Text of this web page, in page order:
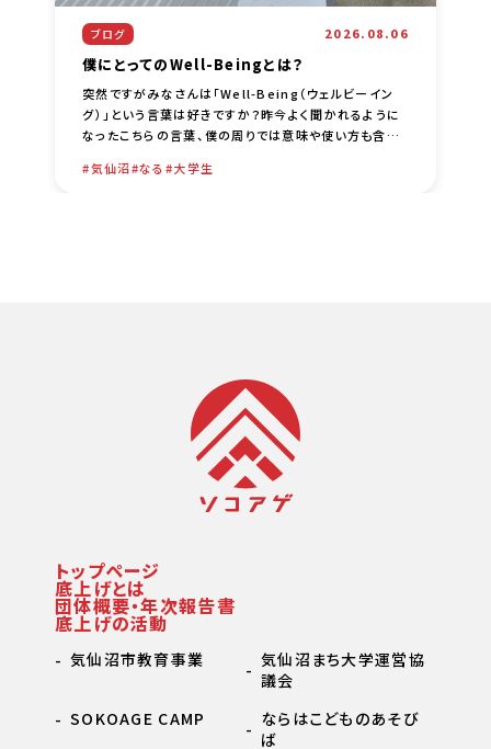
ブログ 2026.08.06
僕にとってのWell-Beingとは？
突然ですがみなさんは「Well-Being（ウェルビーイン
グ）」という言葉は好きですか？昨今よく聞かれるように
なったこちらの言葉、僕の周りでは意味や使い方も含め
は、比較的 [… …
気仙沼 なる 大学生
トップページ
底上げとは
団体概要・年次報告書
底上げの活動
気仙沼市教育事業
気仙沼まち大学運営協
議会
SOKOAGE CAMP
ならはこどものあそび
ば